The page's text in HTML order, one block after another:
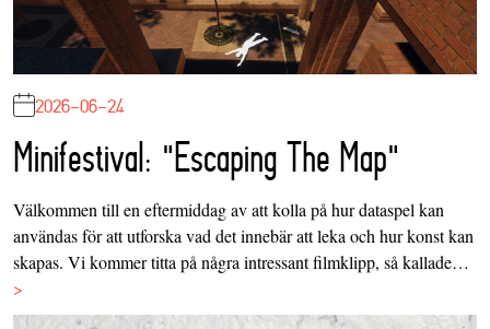
2026-06-24
Minifestival: "Escaping The Map"
Välkommen till en eftermiddag av att kolla på hur dataspel kan
användas för att utforska vad det innebär att leka och hur konst kan
skapas. Vi kommer titta på några intressant filmklipp, så kallade…
>